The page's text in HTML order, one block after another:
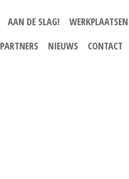
AAN DE SLAG! WERKPLAATSEN
PARTNERS
NIEUWS CONTACT